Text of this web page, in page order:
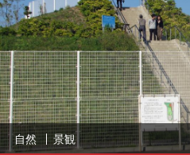
自然 景観